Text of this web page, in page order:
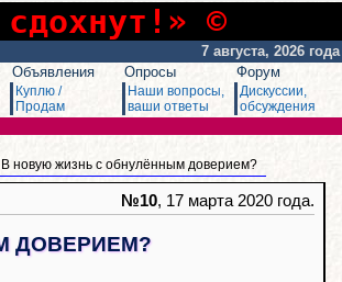
©
7 августа, 2026 года
Объявления
Куплю /
Продам
Опросы
Наши вопросы,
ваши ответы
Форум
Дискуссии,
обсуждения
новую жизнь с обнулённым доверием?
№10, 17 марта 2020 года.
ДОВЕРИЕМ?